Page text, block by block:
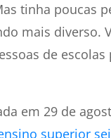
tinha poucas
mais diverso.
de
em 29 de
superior